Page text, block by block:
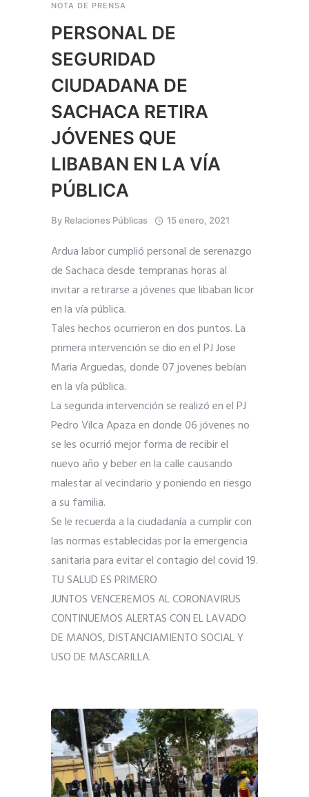
NOTA DE PRENSA
PERSONAL DE
SEGURIDAD
CIUDADANA DE
SACHACA RETIRA
JÓVENES QUE
LIBABAN EN LA VÍA
PÚBLICA
By Relaciones Públicas 15 enero, 2021
Ardua labor cumplió personal de serenazgo
de Sachaca desde tempranas horas al
invitar a retirarse a jóvenes que libaban licor
en la vía pública.
Tales hechos ocurrieron en dos puntos. La
primera intervención se dio en el PJ Jose
Maria Arguedas, donde 07 jovenes bebían
en la vía pública.
La segunda intervención se realizó en el PJ
Pedro Vilca Apaza en donde 06 jóvenes no
se les ocurrió mejor forma de recibir el
nuevo año y beber en la calle causando
malestar al vecindario y poniendo en riesgo
a su familia.
Se le recuerda a la ciudadanía a cumplir con
las normas establecidas por la emergencia
sanitaria para evitar el contagio del covid 19.
TU SALUD ES PRIMERO
JUNTOS VENCEREMOS AL CORONAVIRUS
CONTINUEMOS ALERTAS CON EL LAVADO
DE MANOS, DISTANCIAMIENTO SOCIAL Y
USO DE MASCARILLA.